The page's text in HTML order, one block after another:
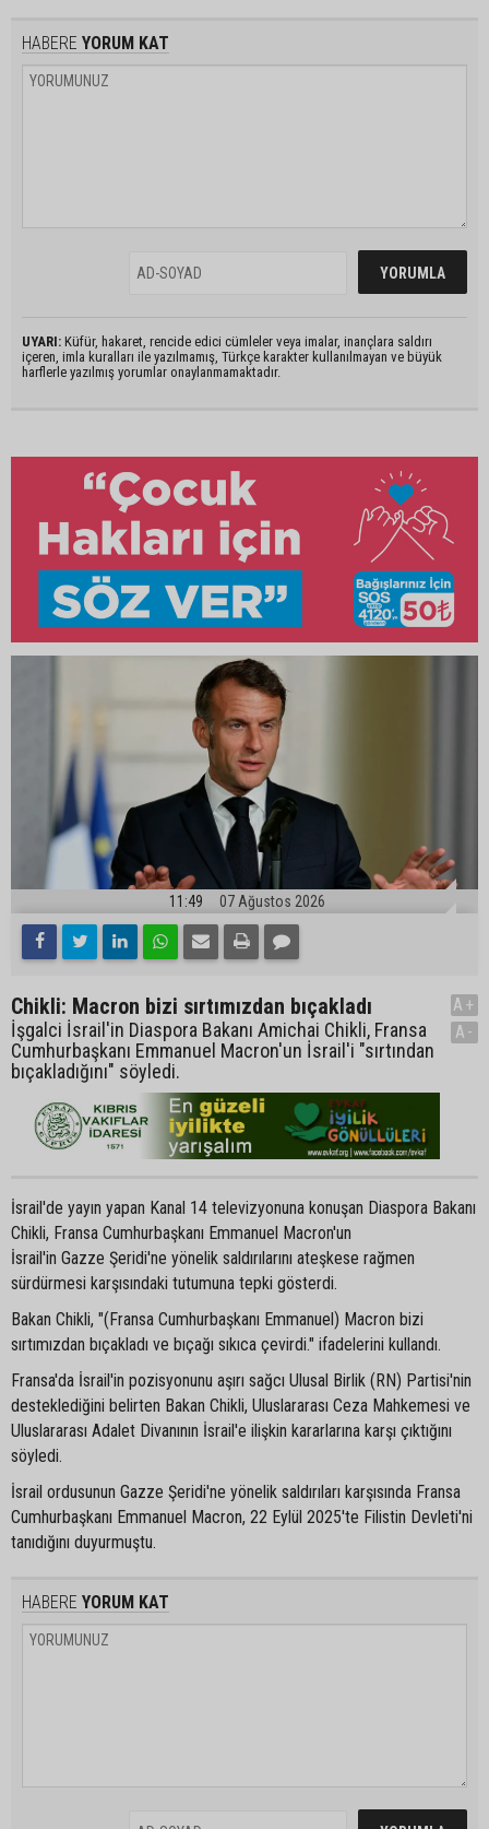
HABERE YORUM KAT
UYARI: Küfür, hakaret, rencide edici cümleler veya imalar, inançlara saldırı
içeren, imla kuralları ile yazılmamış, Türkçe karakter kullanılmayan ve büyük
harflerle yazılmış yorumlar onaylanmamaktadır.
11:49 07 Ağustos 2026
Chikli: Macron bizi sırtımızdan bıçakladı
İşgalci İsrail'in Diaspora Bakanı Amichai Chikli, Fransa
Cumhurbaşkanı Emmanuel Macron'un İsrail'i "sırtından
bıçakladığını" söyledi.
A+
A-
İsrail'de yayın yapan Kanal 14 televizyonuna konuşan Diaspora Bakanı
Chikli, Fransa Cumhurbaşkanı Emmanuel Macron'un
İsrail'in Gazze Şeridi'ne yönelik saldırılarını ateşkese rağmen
sürdürmesi karşısındaki tutumuna tepki gösterdi.
Bakan Chikli, "(Fransa Cumhurbaşkanı Emmanuel) Macron bizi
sırtımızdan bıçakladı ve bıçağı sıkıca çevirdi." ifadelerini kullandı.
Fransa'da İsrail'in pozisyonunu aşırı sağcı Ulusal Birlik (RN) Partisi'nin
desteklediğini belirten Bakan Chikli, Uluslararası Ceza Mahkemesi ve
Uluslararası Adalet Divanının İsrail'e ilişkin kararlarına karşı çıktığını
söyledi.
İsrail ordusunun Gazze Şeridi'ne yönelik saldırıları karşısında Fransa
Cumhurbaşkanı Emmanuel Macron, 22 Eylül 2025'te Filistin Devleti'ni
tanıdığını duyurmuştu.
HABERE YORUM KAT